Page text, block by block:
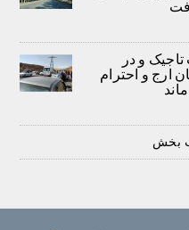
و در
ارج و احترام
بخش